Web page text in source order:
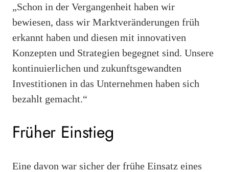
„Schon in der Vergangenheit haben wir
bewiesen, dass wir Marktveränderungen früh
erkannt haben und diesen mit innovativen
Konzepten und Strategien begegnet sind. Unsere
kontinuierlichen und zukunftsgewandten
Investitionen in das Unternehmen haben sich
bezahlt gemacht.“
Früher Einstieg
Eine davon war sicher der frühe Einsatz eines